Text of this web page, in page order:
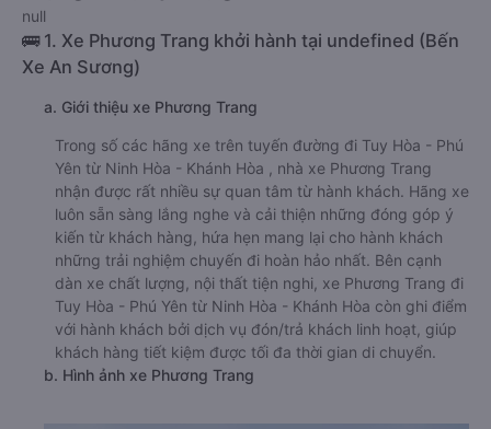
null
🚌 1. Xe Phương Trang khởi hành tại undefined (Bến
Xe An Sương)
a. Giới thiệu xe Phương Trang
Trong số các hãng xe trên tuyến đường đi Tuy Hòa - Phú
Yên từ Ninh Hòa - Khánh Hòa , nhà xe Phương Trang
nhận được rất nhiều sự quan tâm từ hành khách. Hãng xe
luôn sẵn sàng lắng nghe và cải thiện những đóng góp ý
kiến từ khách hàng, hứa hẹn mang lại cho hành khách
những trải nghiệm chuyến đi hoàn hảo nhất. Bên cạnh
dàn xe chất lượng, nội thất tiện nghi, xe Phương Trang đi
Tuy Hòa - Phú Yên từ Ninh Hòa - Khánh Hòa còn ghi điểm
với hành khách bởi dịch vụ đón/trả khách linh hoạt, giúp
khách hàng tiết kiệm được tối đa thời gian di chuyển.
b. Hình ảnh xe Phương Trang